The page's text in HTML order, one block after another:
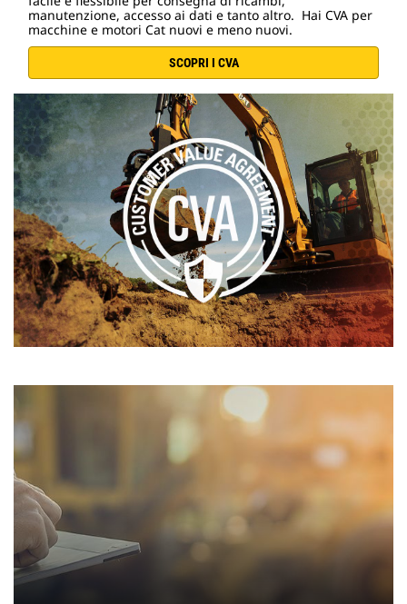
manutenzione, accesso ai dati e tanto altro. Hai CVA per
macchine e motori Cat nuovi e meno nuovi.
SCOPRI I CVA